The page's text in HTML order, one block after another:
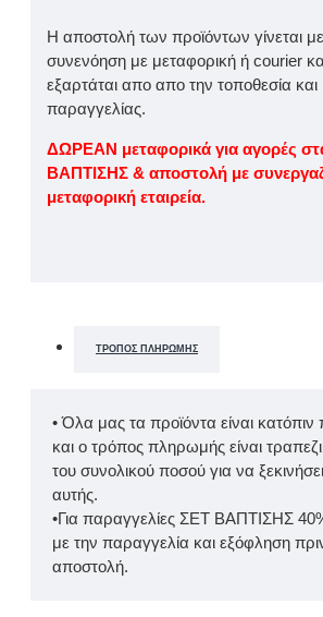
Η αποστολή των προϊόντων γίνεται
συνενόηση με μεταφορική ή courier
εξαρτάται απο απο την τοποθεσία
παραγγελίας.
ΔΩΡΕΑΝ μεταφορικά για αγορές
ΒΑΠΤΙΣΗΣ & αποστολή με
μεταφορική εταιρεία.
ΤΡΌΠΟΣ ΠΛΗΡΩΜΉΣ
• Όλα μας τα προϊόντα είναι κατόπιν
και ο τρόπος πληρωμής είναι
του συνολικού ποσού για να
αυτής.
•Για παραγγελίες ΣΕΤ ΒΑΠΤΙΣΗΣ
με την παραγγελία και εξόφληση
αποστολή.